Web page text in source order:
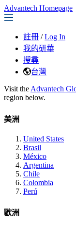
Advantech Homepage
註冊 / Log In
我的研華
搜尋
台灣
Visit the Advantech
region below.
美洲
United States
Brasil
México
Argentina
Chile
Colombia
Perú
歐洲